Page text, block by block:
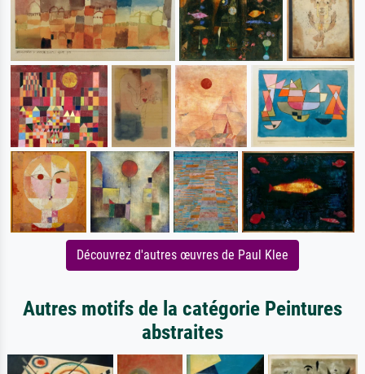
Découvrez d'autres œuvres de Paul Klee
Autres motifs de la catégorie Peintures
abstraites